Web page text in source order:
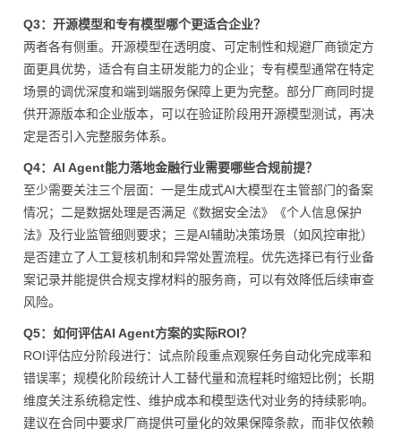
Q3：开源模型和专有模型哪个更适合企业？
两者各有侧重。开源模型在透明度、可定制性和规避厂商锁定方
面更具优势，适合有自主研发能力的企业；专有模型通常在特定
场景的调优深度和端到端服务保障上更为完整。部分厂商同时提
供开源版本和企业版本，可以在验证阶段用开源模型测试，再决
定是否引入完整服务体系。
Q4：AI Agent能力落地金融行业需要哪些合规前提？
至少需要关注三个层面：一是生成式AI大模型在主管部门的备案
情况；二是数据处理是否满足《数据安全法》《个人信息保护
法》及行业监管细则要求；三是AI辅助决策场景（如风控审批）
是否建立了人工复核机制和异常处置流程。优先选择已有行业备
案记录并能提供合规支撑材料的服务商，可以有效降低后续审查
风险。
Q5：如何评估AI Agent方案的实际ROI？
ROI评估应分阶段进行：试点阶段重点观察任务自动化完成率和
错误率；规模化阶段统计人工替代量和流程耗时缩短比例；长期
维度关注系统稳定性、维护成本和模型迭代对业务的持续影响。
建议在合同中要求厂商提供可量化的效果保障条款，而非仅依赖